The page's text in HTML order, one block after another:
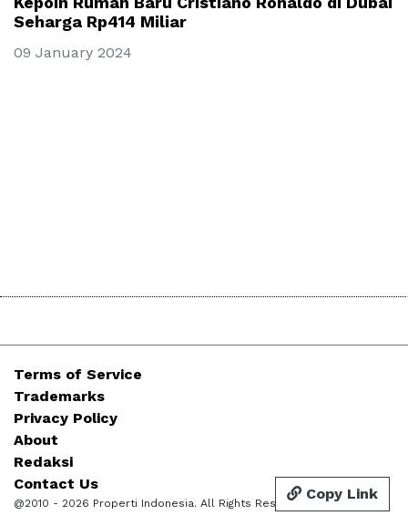
Seharga Rp414 Miliar
09 January 2024
Terms of Service
Trademarks
Privacy Policy
About
Redaksi
Contact Us
@2010 - 2026 Properti Indonesia. All Rights Reserved
Copy Link